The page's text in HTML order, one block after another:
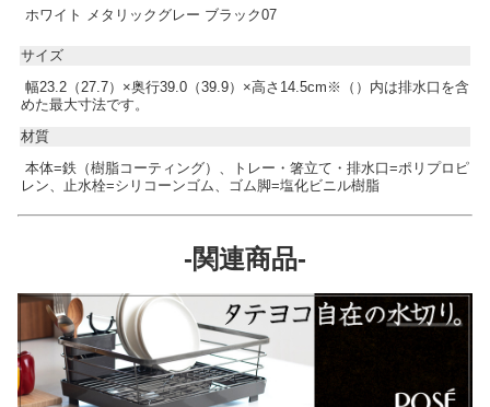
ホワイト メタリックグレー ブラック07
サイズ
幅23.2（27.7）×奥行39.0（39.9）×高さ14.5cm※（）内は排水口を含
めた最大寸法です。
材質
本体=鉄（樹脂コーティング）、トレー・箸立て・排水口=ポリプロピ
レン、止水栓=シリコーンゴム、ゴム脚=塩化ビニル樹脂
-関連商品-